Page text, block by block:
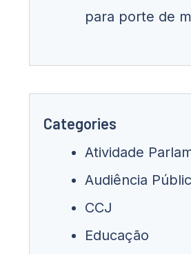
para porte de
Categories
Atividade
Audiência
CCJ
Educação